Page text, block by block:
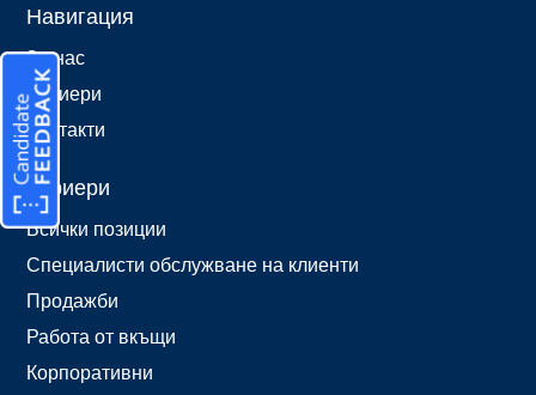
Навигация
За нас
Кариери
Контакти
Кариери
Всички позиции
Специалисти обслужване на клиенти
Продажби
Работа от вкъщи
Корпоративни